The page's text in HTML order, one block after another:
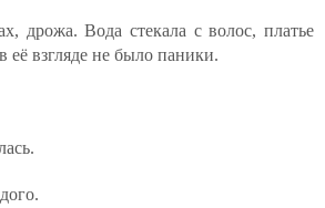
дрожа. Вода стекала с волос, платье
её взгляде не было паники.